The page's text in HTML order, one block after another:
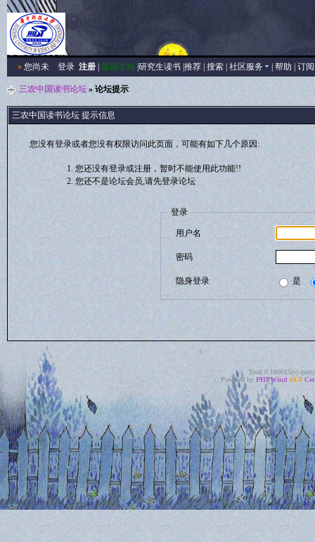
»您尚未 登录 注册| 返回主站| 研究生读书| 推荐| 搜索| 社区服务 帮助 订
三农中国读书论坛» 论坛提示
三农中国读书论坛 提示信息
您没有登录或者您没有权限访问此页面，可能有如下几个原因:
您还没有登录或注册，暂时不能使用此功能!!
您还不是论坛会员,请先登录论坛
登录
用户名
密码
隐身登录 是
Total 0.180615(s)
Powered by PHPWind v6.0